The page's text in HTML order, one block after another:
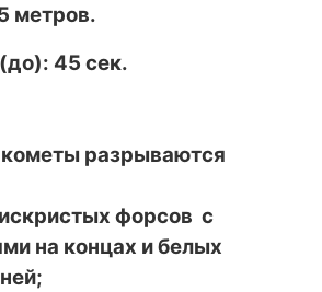
метров.
45 сек.
разрываются
форсов с
на концах и белых